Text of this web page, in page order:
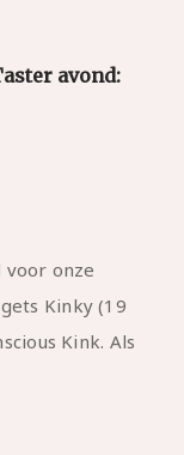
avond:
voor onze
Kinky (19
Kink. Als